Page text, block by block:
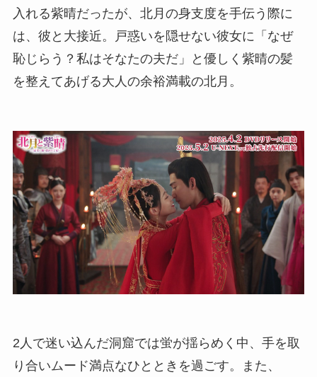
入れる紫晴だったが、北月の身支度を手伝う際に
は、彼と大接近。戸惑いを隠せない彼女に「なぜ
恥じらう？私はそなたの夫だ」と優しく紫晴の髪
を整えてあげる大人の余裕満載の北月。
2人で迷い込んだ洞窟では蛍が揺らめく中、手を取
り合いムード満点なひとときを過ごす。また、